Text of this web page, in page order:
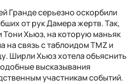
Гранде серьезно оскорбили
от рук Дамера жертв. Так,
Тони Хьюз, на которую маньяк
на связь с таблоидом TMZ и
Ширли Хьюз хотела объяснить
высказывания
участникам событий.